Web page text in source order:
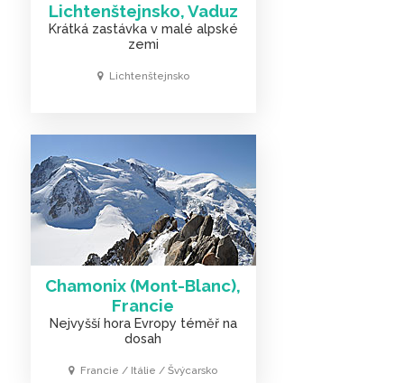
Lichtenštejnsko, Vaduz
Krátká zastávka v malé alpské
zemi
Lichtenštejnsko
Chamonix (Mont-Blanc),
Francie
Nejvyšší hora Evropy téměř na
dosah
Francie / Itálie / Švýcarsko